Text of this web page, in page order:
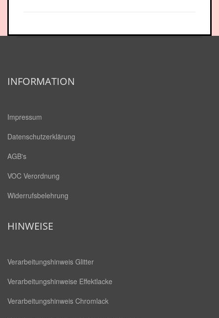
INFORMATION
Impressum
Datenschutzerklärung
AGB's
VOC Verordnung
Widerrufsbelehrung
HINWEISE
Verarbeitungshinweis Glitter
Verarbeitungshinweise Effektlacke
Verarbeitungshinweis Chromlack